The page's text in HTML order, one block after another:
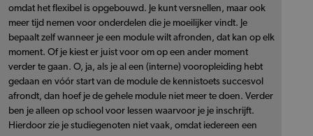
omdat het flexibel is opgebouwd. Je kunt versnellen, maar ook
meer tijd nemen voor onderdelen die je moeilijker vindt. Je
bepaalt zelf wanneer je een module wilt afronden, dat kan op elk
moment. Of je kiest er juist voor om op een ander moment
verder te gaan. O, ja, als je al een (interne) vooropleiding hebt
gedaan en vóór start van de module de kennistoets succesvol
afrondt, dan hoef je de gehele module niet meer te doen. Verder
ben je alleen op school voor lessen waarvoor je je inschrijft.
Hierdoor zie je studiegenoten niet vaak, omdat iedereen een